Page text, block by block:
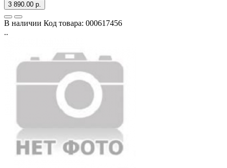
3 890.00 р.
В наличии Код товара: 000617456
..